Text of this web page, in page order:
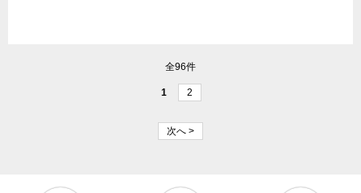
全96件
1 2
次へ >